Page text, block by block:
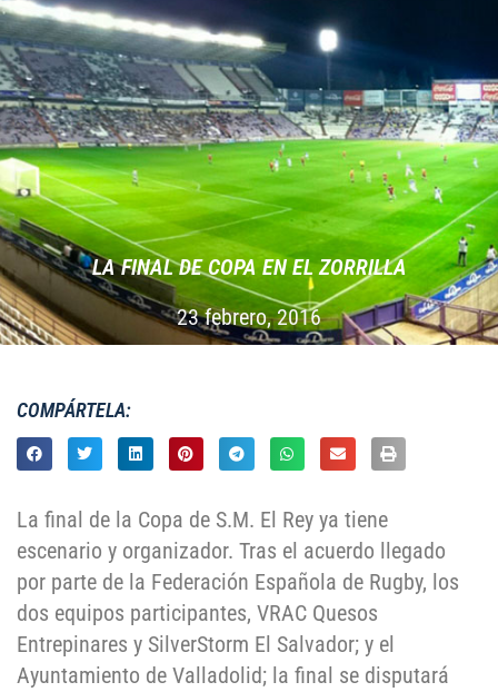
LA FINAL DE COPA EN EL ZORRILLA
23 febrero, 2016
COMPÁRTELA:
La final de la Copa de S.M. El Rey ya tiene
escenario y organizador. Tras el acuerdo llegado
por parte de la Federación Española de Rugby, los
dos equipos participantes, VRAC Quesos
Entrepinares y SilverStorm El Salvador; y el
Ayuntamiento de Valladolid; la final se disputará